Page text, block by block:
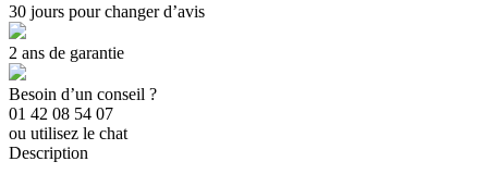
30 jours pour changer d’avis
2 ans de garantie
Besoin d’un conseil ?
01 42 08 54 07
ou utilisez le chat
Description